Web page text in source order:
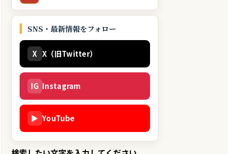
SNS・最新情報をフォロー
X X（旧Twitter）
IG Instagram
▶ YouTube